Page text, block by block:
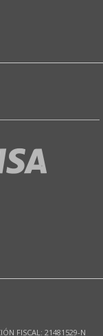
FISCAL: 21481529-N